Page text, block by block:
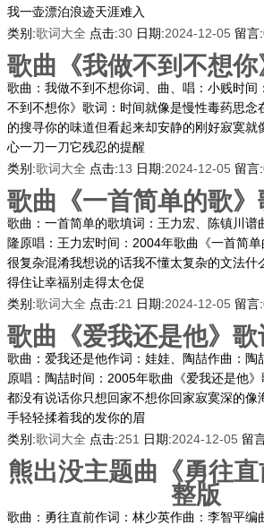
我一壶漂泊浪迹天涯难入
类别:歌词大全 点击:30 日期:2024-12-05 留言:
歌曲《我做不到不想
歌曲：我做不到不想你词、曲、唱：小贱时间
不到不想你》歌词：时间就像是慢性毒药思念
的搜寻你的味道但看起来却安静的刚好寂寞就
心一刀一刀它残忍的提醒
类别:歌词大全 点击:13 日期:2024-12-05 留言:
歌曲《一首简单的歌
歌曲：一首简单的歌填词：王力宏、陈镇川谱
隆原唱：王力宏时间：2004年歌曲《一首简
很复杂混淆我想说的话我不懂太复杂的文法什
得住让幸福别走得太仓促
类别:歌词大全 点击:21 日期:2024-12-05 留言:
歌曲《爱我还是他》
歌曲：爱我还是他作词：娃娃、陶喆作曲：陶
原唱：陶喆时间：2005年歌曲《爱我还是他
都没有说话你只想回家不想你回家寂寞深的像
手轻轻揉着我的发你的眉
类别:歌词大全 点击:251 日期:2024-12-05 留
熊出没主题曲《勇往
整版
歌曲：勇往直前作词：林少英作曲：李智平编